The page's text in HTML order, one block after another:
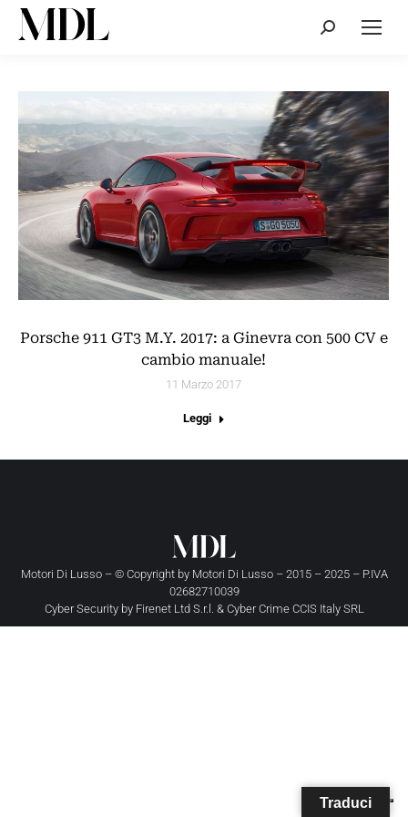
Cerca:
Porsche 911 GT3 M.Y. 2017: a Ginevra con 500 CV e
cambio manuale!
11 Marzo 2017
Leggi
Motori Di Lusso – © Copyright by Motori Di Lusso– 2015 – 2025 – P.IVA
02682710039
Cyber Security by Firenet Ltd S.r.l. & Cyber Crime CCIS Italy SRL
Traduci